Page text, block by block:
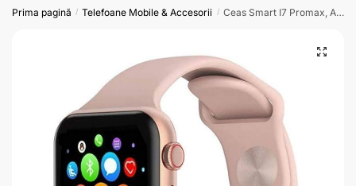
Prima pagină / Telefoane Mobile & Accesorii / Ceas Smart I7 Promax, Apeluri/Sms/Social Media, Monitorizare, Somn, Ritm Cardiac, Pedometru,Muzica, Rezistent la Apa,etc